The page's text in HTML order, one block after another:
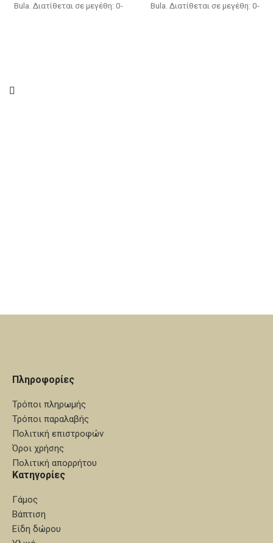
Bula. Διατίθεται σε μεγέθη: 0-
Bula. Διατίθεται σε μεγέθη: 0-
Πληροφορίες
Τρόποι πληρωμής
Τρόποι παραλαβής
Πολιτική επιστροφών
Όροι χρήσης
Πολιτική απορρήτου
Κατηγορίες
Γάμος
Βάπτιση
Είδη δώρου